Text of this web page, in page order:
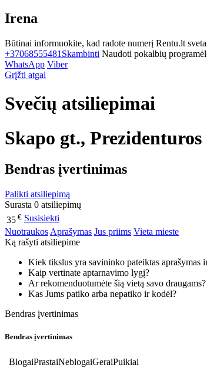
Irena
Būtinai informuokite, kad radote numerį Rentu.lt
+37068555481 Skambinti Naudoti pokalbių
WhatsApp Viber
Grįžti atgal
Svečių atsiliepimai
Skapo gt.,
Bendras įvertinimas
Palikti atsiliepimą
Surasta 0 atsiliepimų
35 € Susisiekti
Nuotraukos Aprašymas Jus priims Vieta mieste
Ką rašyti atsiliepime
Kiek tikslus yra savininko pateiktas aprašymas
Kaip vertinate aptarnavimo lygį?
Ar rekomenduotumėte šią vietą savo draugams?
Kas Jums patiko arba nepatiko ir kodėl?
Bendras įvertinimas
Bendras įvertinimas
BlogaiPrastaiNeblogaiGeraiPuikiai